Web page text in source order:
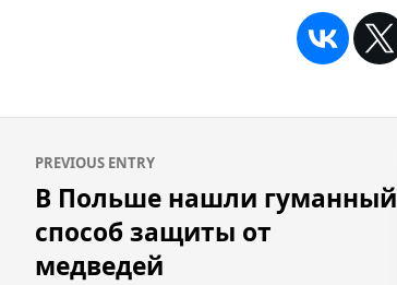
по
записям
PREVIOUS ENTRY
В Польше нашли гуманный
способ защиты от
медведей